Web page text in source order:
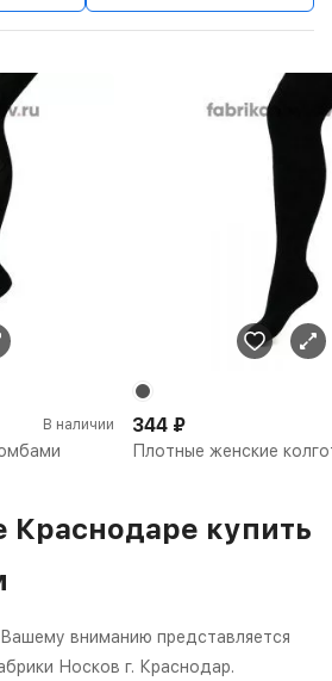
В наличии
Плотные женские
344 ₽
Краснодаре купить
вниманию представляется
Носков г. Краснодар.